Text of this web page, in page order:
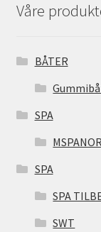
Våre
BÅTER
SPA
SPA
SPA
SWT